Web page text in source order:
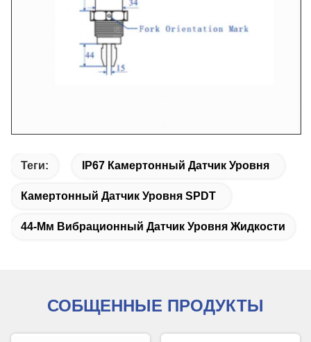
Теги: IP67 Камертонный Датчик Уровня
Камертонный Датчик Уровня SPDT
44-Мм Вибрационный Датчик Уровня Жидкости
СОБЩЕННЫЕ ПРОДУКТЫ